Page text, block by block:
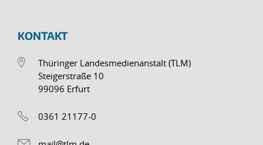
KONTAKT
Thüringer Landesmedienanstalt (TLM)
Steigerstraße 10
99096 Erfurt
0361 21177-0